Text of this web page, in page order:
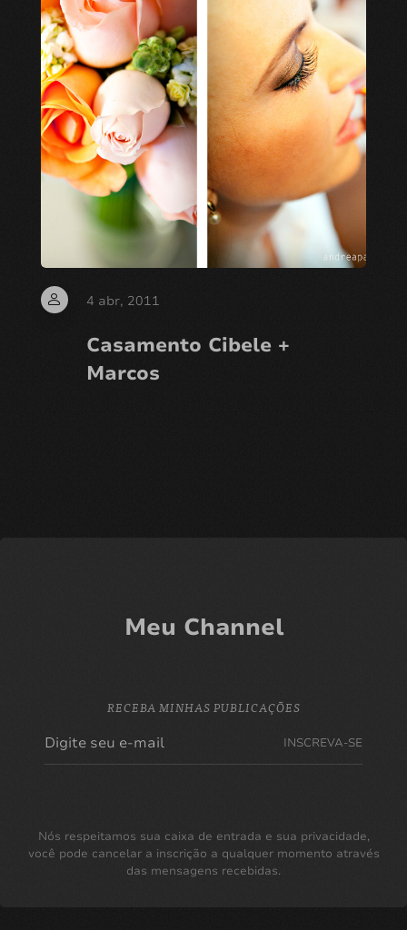
CASAL
FESTA HOME
4 abr, 2011
Casamento Cibele +
Marcos
Meu Channel
RECEBA MINHAS PUBLICAÇÕES
INSCREVA-SE
Nós respeitamos sua caixa de entrada e sua privacidade,
você pode cancelar a inscrição a qualquer momento através
das mensagens recebidas.